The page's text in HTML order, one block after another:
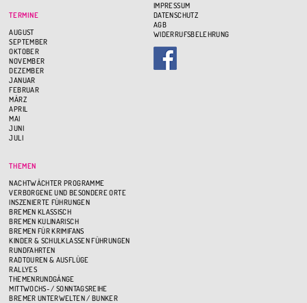
TERMINE
AUGUST
SEPTEMBER
OKTOBER
NOVEMBER
DEZEMBER
JANUAR
FEBRUAR
MÄRZ
APRIL
MAI
JUNI
JULI
THEMEN
NACHTWÄCHTER PROGRAMME
VERBORGENE UND BESONDERE ORTE
INSZENIERTE FÜHRUNGEN
BREMEN KLASSISCH
BREMEN KULINARISCH
BREMEN FÜR KRIMIFANS
KINDER & SCHULKLASSEN FÜHRUNGEN
RUNDFAHRTEN
RADTOUREN & AUSFLÜGE
RALLYES
THEMENRUNDGÄNGE
MITTWOCHS- / SONNTAGSREIHE
BREMER UNTERWELTEN / BUNKER
IMPRESSUM
DATENSCHUTZ
AGB
WIDERRUFSBELEHRUNG